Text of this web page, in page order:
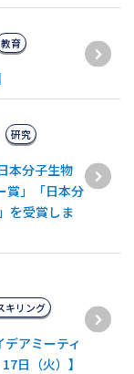
教育
本分子生物
賞」「日本分
を受賞しま
研究
アミーティ
日（火）】
キリング